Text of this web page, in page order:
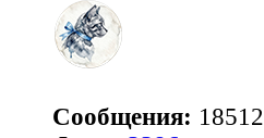
Сообщения: 18512